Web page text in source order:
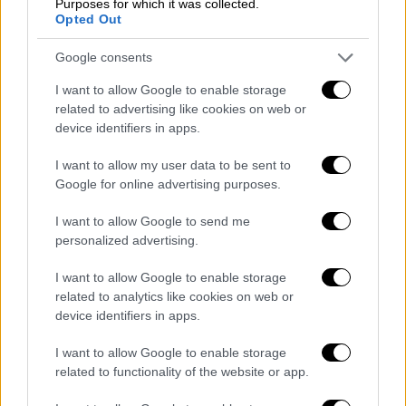
Purposes for which it was collected.
Opted Out
Google consents
I want to allow Google to enable storage
related to advertising like cookies on web or
device identifiers in apps.
I want to allow my user data to be sent to
Google for online advertising purposes.
I want to allow Google to send me
personalized advertising.
I want to allow Google to enable storage
related to analytics like cookies on web or
device identifiers in apps.
I want to allow Google to enable storage
related to functionality of the website or app.
δορυφορικούς δέκτες
Μπορεί να έχει και αυτόνομη πορεία
Σύμφωνα με πληροφορίες, το drone
μεταφέρθηκε στις εγκαταστάσεις της
Διοίκησης Υποβρυχίων Καταστροφών
προκειμένου να εξεταστεί. Οι έρευνες των
Αρχών στρέφονται στοποιος και πού είναι ο
λογισμικό που είχε πάνω του
το drone.
video